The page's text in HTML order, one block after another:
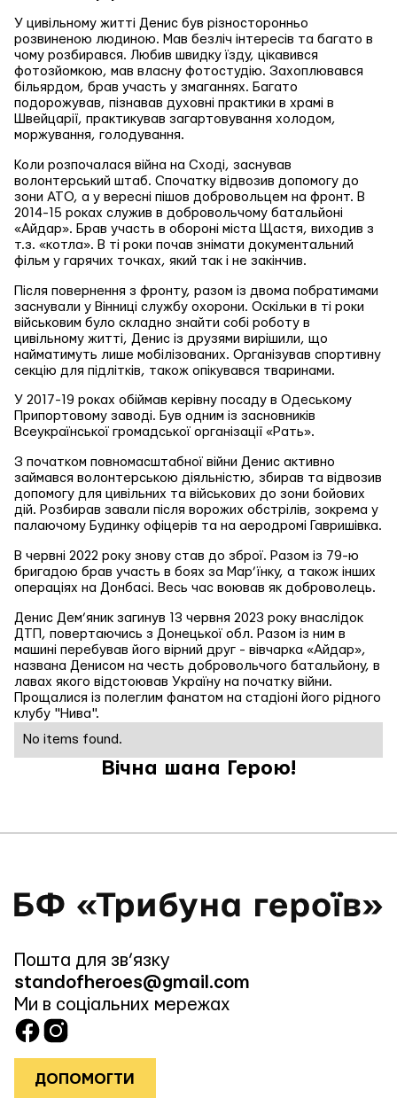
У цивільному житті Денис був різносторонньо
розвиненою людиною. Мав безліч інтересів та багато в
чому розбирався. Любив швидку їзду, цікавився
фотозйомкою, мав власну фотостудію. Захоплювався
більярдом, брав участь у змаганнях. Багато
подорожував, пізнавав духовні практики в храмі в
Швейцарії, практикував загартовування холодом,
моржування, голодування.
Коли розпочалася війна на Сході, заснував
волонтерський штаб. Спочатку відвозив допомогу до
зони АТО, а у вересні пішов добровольцем на фронт. В
2014-15 роках служив в добровольчому батальйоні
«Айдар». Брав участь в обороні міста Щастя, виходив з
т.з. «котла». В ті роки почав знімати документальний
фільм у гарячих точках, який так і не закінчив.
Після повернення з фронту, разом із двома побратимами
заснували у Вінниці службу охорони. Оскільки в ті роки
військовим було складно знайти собі роботу в
цивільному житті, Денис із друзями вирішили, що
найматимуть лише мобілізованих. Організував спортивну
секцію для підлітків, також опікувався тваринами.
У 2017-19 роках обіймав керівну посаду в Одеському
Припортовому заводі. Був одним із засновників
Всеукраїнської громадської організації «Рать».
З початком повномасштабної війни Денис активно
займався волонтерською діяльністю, збирав та відвозив
допомогу для цивільних та військових до зони бойових
дій. Розбирав завали після ворожих обстрілів, зокрема у
палаючому Будинку офіцерів та на аеродромі Гавришівка.
В червні 2022 року знову став до зброї. Разом із 79-ю
бригадою брав участь в боях за Мар’їнку, а також інших
операціях на Донбасі. Весь час воював як доброволець.
Денис Дем’яник загинув 13 червня 2023 року внаслідок
ДТП, повертаючись з Донецької обл. Разом із ним в
машині перебував його вірний друг - вівчарка «Айдар»,
названа Денисом на честь добровольчого батальйону, в
лавах якого відстоював Україну на початку війни.
Прощалися із полеглим фанатом на стадіоні його рідного
клубу "Нива".
No items found.
Вічна шана Герою!
Пошта для зв’язку
standofheroes@gmail.com
Ми в соціальних мережах
ДОПОМОГТИ